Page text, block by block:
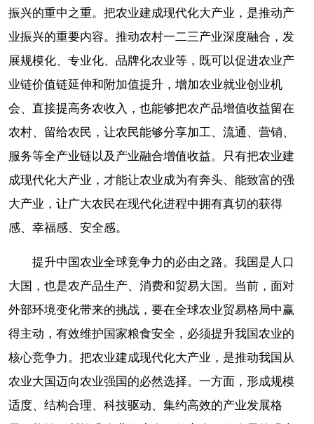
振兴的重中之重。把农业建成现代化大产业，是推动产
业振兴的重要内容。推动农村一二三产业深度融合，发
展规模化、专业化、品牌化农业等，既可以促进农业产
业链价值链延伸和附加值提升，增加农业就业创业机
会、直接提高务农收入，也能够把农产品增值收益留在
农村、留给农民，让农民能够分享加工、流通、营销、
服务等全产业链以及产业融合增值收益。只有把农业建
成现代化大产业，才能让农业成为有奔头、能致富的强
大产业，让广大农民在现代化进程中拥有真切的获得
感、幸福感、安全感。
提升中国农业全球竞争力的必由之路。我国是人口
大国，也是农产品生产、消费和贸易大国。当前，面对
外部环境变化带来的挑战，要在全球农业贸易格局中赢
得主动，有效维护国家粮食安全，必须提升我国农业的
核心竞争力。把农业建成现代化大产业，是推动我国从
农业大国迈向农业强国的必然选择。一方面，形成规模
适度、结构合理、科技驱动、集约高效的产业发展格